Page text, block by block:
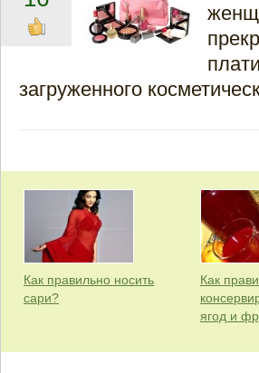
загруженного
Как правильно носить
сари?
Как
ягод и